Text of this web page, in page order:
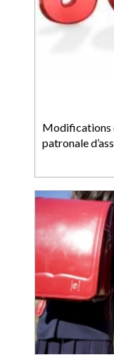
Modifications
patronale